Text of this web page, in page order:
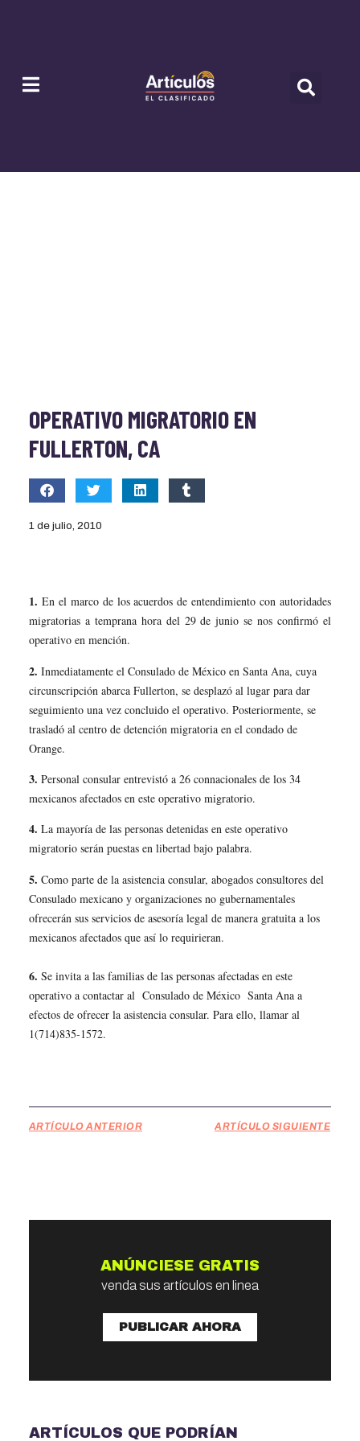
OPERATIVO MIGRATORIO EN
FULLERTON, CA
1 de julio, 2010
1. En el marco de los acuerdos de entendimiento con autoridades
migratorias a temprana hora del 29 de junio se nos confirmó el
operativo en mención.
2. Inmediatamente el Consulado de México en Santa Ana, cuya
circunscripción abarca Fullerton, se desplazó al lugar para dar
seguimiento una vez concluido el operativo. Posteriormente, se
trasladó al centro de detención migratoria en el condado de
Orange.
3. Personal consular entrevistó a 26 connacionales de los 34
mexicanos afectados en este operativo migratorio.
4. La mayoría de las personas detenidas en este operativo
migratorio serán puestas en libertad bajo palabra.
5. Como parte de la asistencia consular, abogados consultores del
Consulado mexicano y organizaciones no gubernamentales
ofrecerán sus servicios de asesoría legal de manera gratuita a los
mexicanos afectados que así lo requirieran.
6. Se invita a las familias de las personas afectadas en este
operativo a contactar al Consulado de México Santa Ana a
efectos de ofrecer la asistencia consular. Para ello, llamar al
1(714)835-1572.
ARTÍCULO ANTERIOR ARTÍCULO SIGUIENTE
ANÚNCIESE GRATIS
venda sus artículos en linea
PUBLICAR AHORA
ARTÍCULOS QUE PODRÍAN